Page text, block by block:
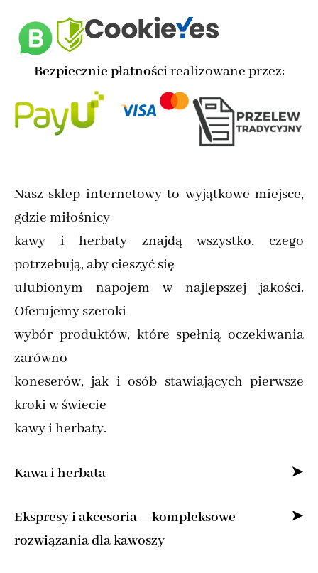
Bezpiecznie płatnościrealizowane przez:
Nasz sklep internetowy to wyjątkowe miejsce,
gdzie miłośnicy
kawy i herbaty znajdą wszystko, czego
potrzebują, aby cieszyć się
ulubionym napojem w najlepszej jakości.
Oferujemy szeroki
wybór produktów, które spełnią oczekiwania
zarówno
koneserów, jak i osób stawiających pierwsze
kroki w świecie
kawy i herbaty.
Kawa i herbata
Specjalizujemy się w sprzedaży kawy ziarnistej
i mielonej online,
Ekspresy i akcesoria – kompleksowe
rozwiązania dla kawoszy